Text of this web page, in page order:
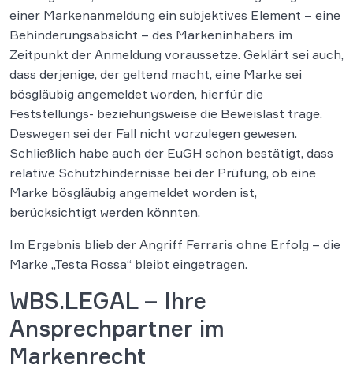
einer Markenanmeldung ein subjektives Element – eine
Behinderungsabsicht – des Markeninhabers im
Zeitpunkt der Anmeldung voraussetze. Geklärt sei auch,
dass derjenige, der geltend macht, eine Marke sei
bösgläubig angemeldet worden, hierfür die
Feststellungs- beziehungsweise die Beweislast trage.
Deswegen sei der Fall nicht vorzulegen gewesen.
Schließlich habe auch der EuGH schon bestätigt, dass
relative Schutzhindernisse bei der Prüfung, ob eine
Marke bösgläubig angemeldet worden ist,
berücksichtigt werden könnten.
Im Ergebnis blieb der Angriff Ferraris ohne Erfolg – die
Marke „Testa Rossa“ bleibt eingetragen.
WBS.LEGAL – Ihre
Ansprechpartner im
Markenrecht